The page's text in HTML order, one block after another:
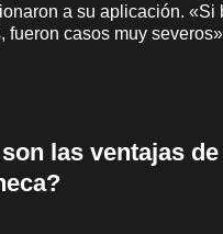
a su aplicación. «Si
fueron casos muy
las ventajas